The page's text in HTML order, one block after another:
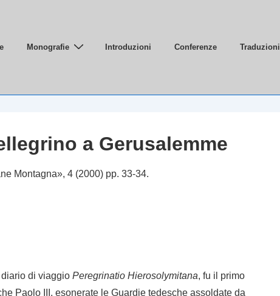
Monografie Introduzioni Conferenze Traduzioni
a Gerusalemme
Montagna», 4 (2000) pp. 33-34.
di viaggio Peregrinatio Hierosolymitana, fu il primo
Paolo III, esonerate le Guardie tedesche assoldate da